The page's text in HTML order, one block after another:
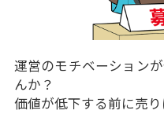
運営のモチベーション
んか？
価値が低下する前に売